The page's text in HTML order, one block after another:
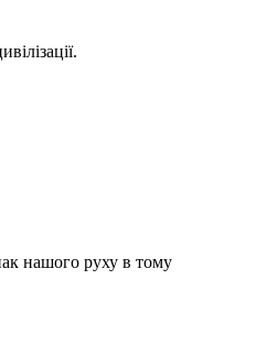
нашого руху в тому